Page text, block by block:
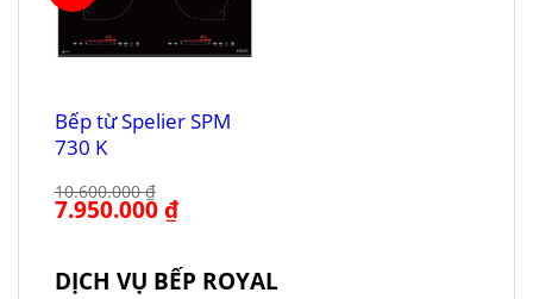
Bếp từ Spelier SPM
730 K
10.600.000₫
Giá
gốc
7.950.000₫Giá
hiện
7.950.000 ₫.
DỊCH VỤ BẾP ROYAL